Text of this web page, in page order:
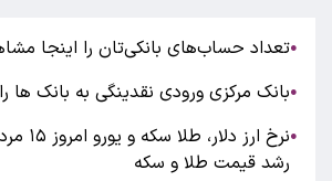
●تعداد حساب‌های بانکی‌تان را اینجا
●بانک مرکزی ورودی نقدینگی به بانک ها
●
رشد قیمت طلا و سکه